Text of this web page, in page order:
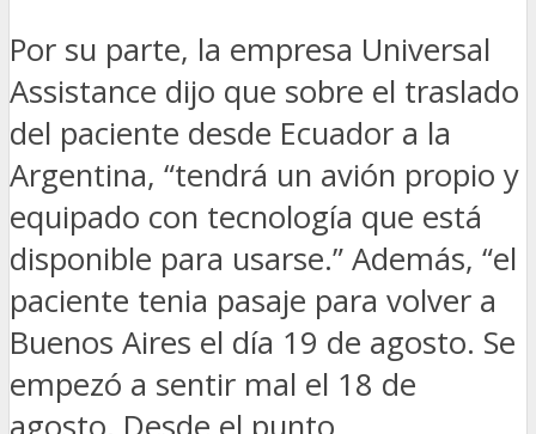
Por su parte, la empresa Universal
Assistance dijo que sobre el traslado
del paciente desde Ecuador a la
Argentina, “tendrá un avión propio y
equipado con tecnología que está
disponible para usarse.” Además, “el
paciente tenia pasaje para volver a
Buenos Aires el día 19 de agosto. Se
empezó a sentir mal el 18 de